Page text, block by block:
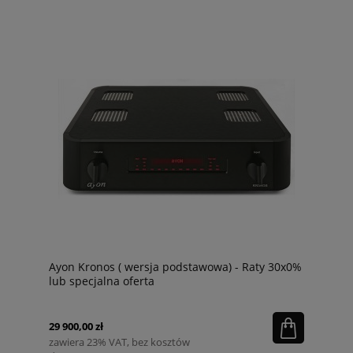
Ayon Kronos ( wersja podstawowa) - Raty 30x0%
lub specjalna oferta
29 900,00 zł
zawiera 23% VAT, bez kosztów